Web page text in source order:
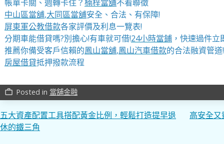
帳單卡關、週轉卡住？楠梓當舖不看聯徵
中山區當舖,大同區當舖安全、合法、有保障!
屏東軍公教借款各家評價及利息一覽表!
分期車能借貸嗎?別擔心!有車就可借!24小時當鋪，快速過件立
推薦你備受客戶信賴的鳳山當舖,鳳山汽車借款的合法融資管道!
房屋借貸抵押撥款流程
work_outline Posted in 當舖金融
文
章
五大資產配置工具搭配黃金比例，輕鬆打造提早退
休的鐵三角
高安全